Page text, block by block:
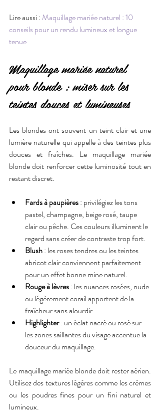
Lire aussi : Maquillage mariée naturel : 10
conseils pour un rendu lumineux et longue
tenue
Maquillage mariée naturel
pour blonde : miser sur les
teintes douces et lumineuses
Les blondes ont souvent un teint clair et une
lumière naturelle qui appelle à des teintes plus
douces et fraîches. Le maquillage mariée
blonde doit renforcer cette luminosité tout en
restant discret.
Fards à paupières : privilégiez les tons
pastel, champagne, beige rosé, taupe
clair ou pêche. Ces couleurs illuminent le
regard sans créer de contraste trop fort.
Blush : les roses tendres ou les teintes
abricot clair conviennent parfaitement
pour un effet bonne mine naturel.
Rouge à lèvres : les nuances rosées, nude
ou légèrement corail apportent de la
fraîcheur sans alourdir.
Highlighter : un éclat nacré ou rosé sur
les zones saillantes du visage accentue la
douceur du maquillage.
Le maquillage mariée blonde doit rester aérien.
Utilisez des textures légères comme les crèmes
ou les poudres fines pour un fini naturel et
lumineux.